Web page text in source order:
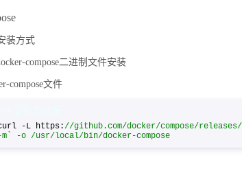
装方式
compose二进制文件安装
compose文件
-L https://github.com/docker/compose/
-m` -o /usr/local/bin/docker-compose